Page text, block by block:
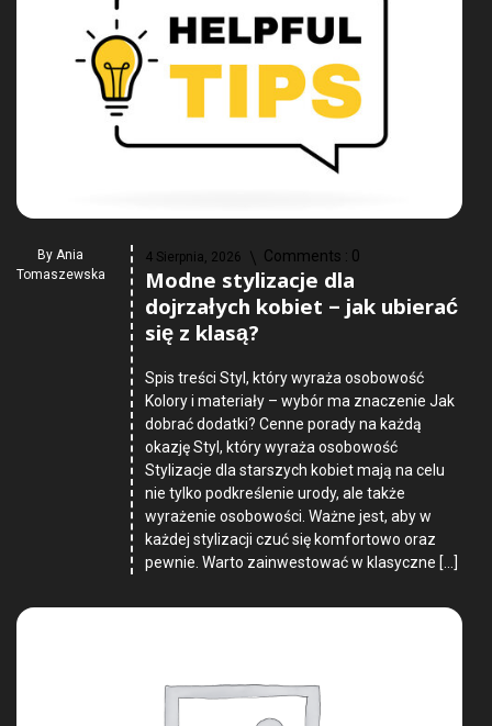
By Ania
Tomaszewska
4 Sierpnia, 2026 Comments : 0
Modne stylizacje dla
dojrzałych kobiet – jak ubierać
się z klasą?
Spis treści Styl, który wyraża osobowość
Kolory i materiały – wybór ma znaczenie Jak
dobrać dodatki? Cenne porady na każdą
okazję Styl, który wyraża osobowość
Stylizacje dla starszych kobiet mają na celu
nie tylko podkreślenie urody, ale także
wyrażenie osobowości. Ważne jest, aby w
każdej stylizacji czuć się komfortowo oraz
pewnie. Warto zainwestować w klasyczne […]